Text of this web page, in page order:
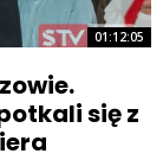
01:12:05
się z